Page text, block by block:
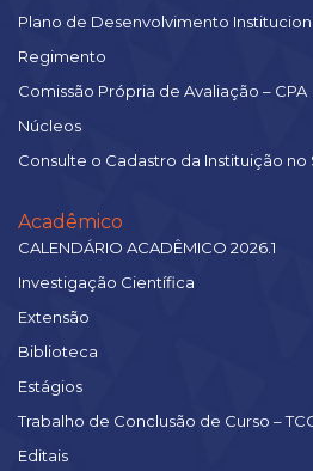
Plano de Desenvolvimento
Regimento
Comissão Própria de Avaliação – CPA
Núcleos
Consulte o Cadastro da Instituição no
Acadêmico
CALENDÁRIO ACADÊMICO 2026.1
Investigação Científica
Extensão
Biblioteca
Estágios
Trabalho de Conclusão de Curso –
Editais